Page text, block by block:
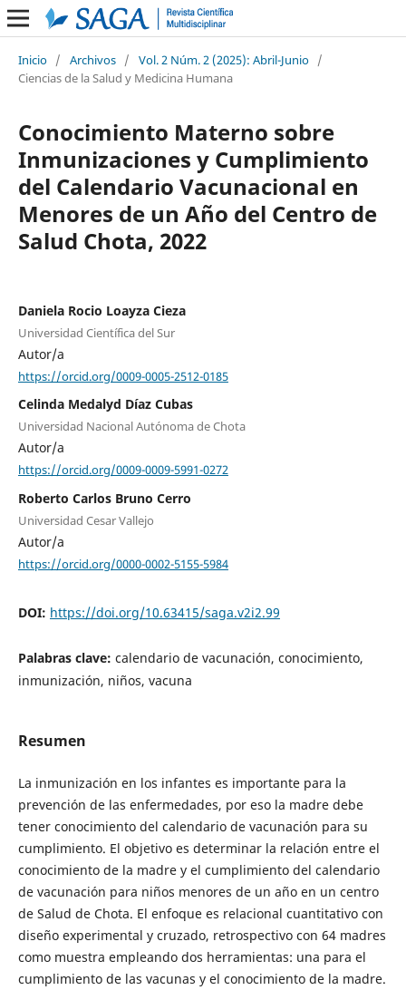
Inicio / Archivos / Vol. 2 Núm. 2 (2025): Abril-Junio /
Ciencias de la Salud y Medicina Humana
Conocimiento Materno sobre
Inmunizaciones y Cumplimiento
del Calendario Vacunacional en
Menores de un Año del Centro de
Salud Chota, 2022
Daniela Rocio Loayza Cieza
Universidad Científica del Sur
Autor/a
https://orcid.org/0009-0005-2512-0185
Celinda Medalyd Díaz Cubas
Universidad Nacional Autónoma de Chota
Autor/a
https://orcid.org/0009-0009-5991-0272
Roberto Carlos Bruno Cerro
Universidad Cesar Vallejo
Autor/a
https://orcid.org/0000-0002-5155-5984
DOI: https://doi.org/10.63415/saga.v2i2.99
Palabras clave: calendario de vacunación, conocimiento,
inmunización, niños, vacuna
Resumen
La inmunización en los infantes es importante para la
prevención de las enfermedades, por eso la madre debe
tener conocimiento del calendario de vacunación para su
cumplimiento. El objetivo es determinar la relación entre el
conocimiento de la madre y el cumplimiento del calendario
de vacunación para niños menores de un año en un centro
de Salud de Chota. El enfoque es relacional cuantitativo con
diseño experimental y cruzado, retrospectivo con 64 madres
como muestra empleando dos herramientas: una para el
cumplimiento de las vacunas y el conocimiento de la madre.